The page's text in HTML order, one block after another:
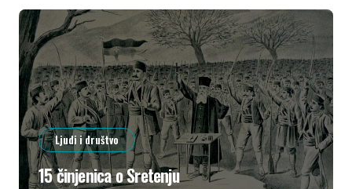
Ljudi i društvo
15 činjenica o Sretenju